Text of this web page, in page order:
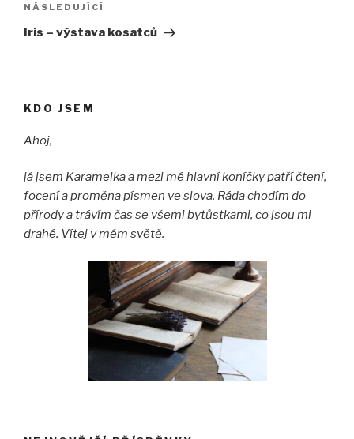
Následující
příspěvek
NÁSLEDUJÍCÍ
Iris – výstava kosatců
KDO JSEM
Ahoj,
já jsem Karamelka a mezi mé hlavní koníčky patří čtení,
focení a proměna písmen ve slova. Ráda chodím do
přírody a trávím čas se všemi bytůstkami, co jsou mi
drahé. Vítej v mém světě.